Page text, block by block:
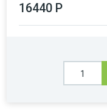
16440 Р